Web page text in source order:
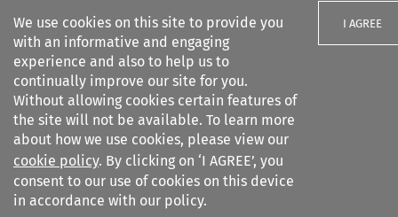
We use cookies on this site to provide you
with an informative and engaging
experience and also to help us to
continually improve our site for you.
Without allowing cookies certain features of
the site will not be available. To learn more
about how we use cookies, please view our
cookie policy. By clicking on ‘I AGREE’, you
consent to our use of cookies on this device
in accordance with our policy.
I AGREE
Search filters
ASA Bulletin
Search content